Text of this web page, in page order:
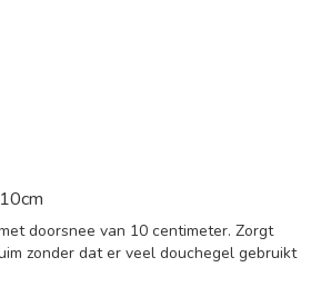
doorsnee van 10 centimeter. Zorgt
zonder dat er veel douchegel gebruikt